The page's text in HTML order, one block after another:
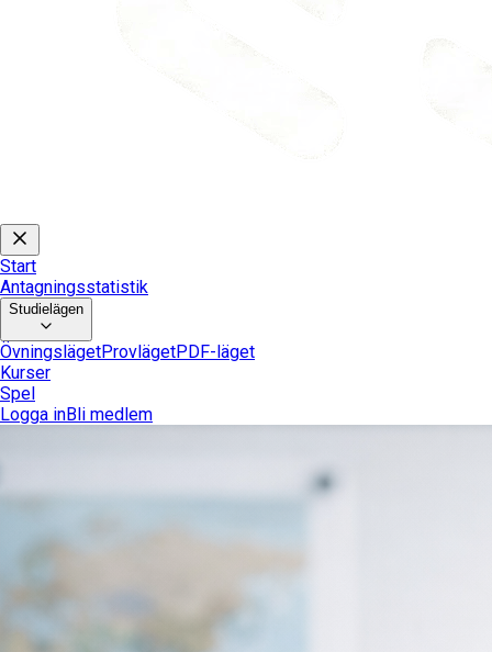
Start
Antagningsstatistik
Studielägen
ÖvningslägetProvlägetPDF-läget
Kurser
Spel
Logga inBli medlem